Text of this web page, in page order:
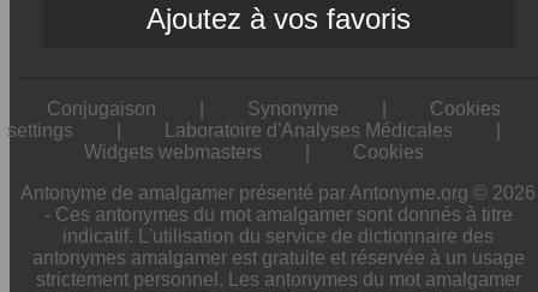
Ajoutez à vos favoris
Conjugaison Synonyme
Cookies
settings
Laboratoire d'Analyses Médicales
Widgets webmasters
Cookies
Antonyme de amalgamer présenté par Antonyme.org © 2026
- Ces antonymes du mot amalgamer sont donnés à titre
indicatif. L'utilisation du service de dictionnaire des
antonymes amalgamer est gratuite et réservée à un usage
strictement personnel. Les antonymes du mot amalgamer